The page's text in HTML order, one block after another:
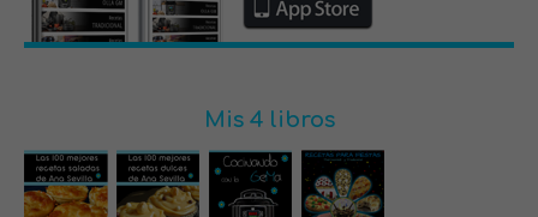
Mis 4 libros